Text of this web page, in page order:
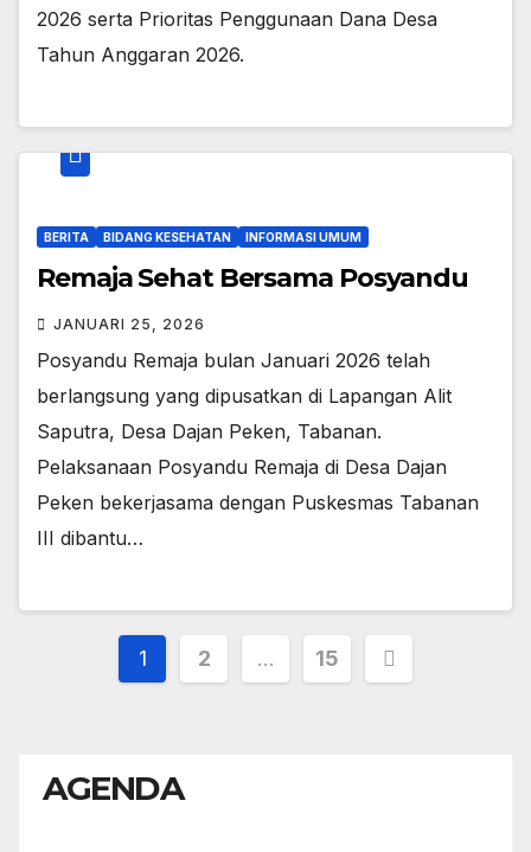
2026 serta Prioritas Penggunaan Dana Desa
Tahun Anggaran 2026.
BERITA BIDANG KESEHATAN INFORMASI UMUM
Remaja Sehat Bersama Posyandu
JANUARI 25, 2026
Posyandu Remaja bulan Januari 2026 telah
berlangsung yang dipusatkan di Lapangan Alit
Saputra, Desa Dajan Peken, Tabanan.
Pelaksanaan Posyandu Remaja di Desa Dajan
Peken bekerjasama dengan Puskesmas Tabanan
III dibantu…
Paginasi
1 2 … 15
AGENDA